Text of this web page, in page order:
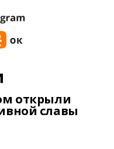
открыли
славы